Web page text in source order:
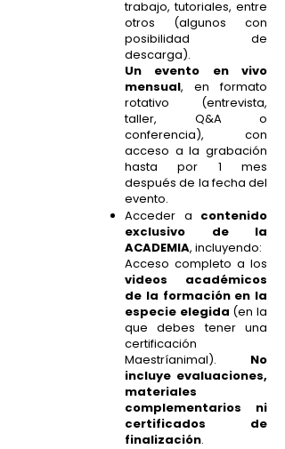
trabajo, tutoriales, entre
otros (algunos con
posibilidad de
descarga).
Un evento en vivo
mensual, en formato
rotativo (entrevista,
taller, Q&A o
conferencia), con
acceso a la grabación
hasta por 1 mes
después de la fecha del
evento.
Acceder a contenido
exclusivo de la
ACADEMIA, incluyendo:
Acceso completo a los
videos académicos
de la formación en la
especie elegida (en la
que debes tener una
certificación
Maestríanimal). No
incluye evaluaciones,
materiales
complementarios ni
certificados de
finalización.